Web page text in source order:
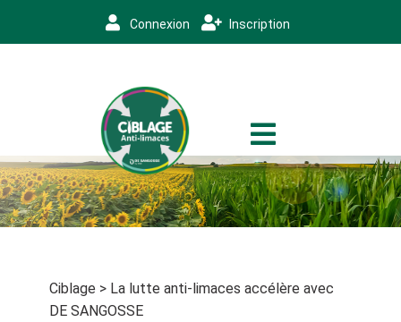
Connexion Inscription
Ciblage > La lutte anti-limaces accélère avec
DE SANGOSSE